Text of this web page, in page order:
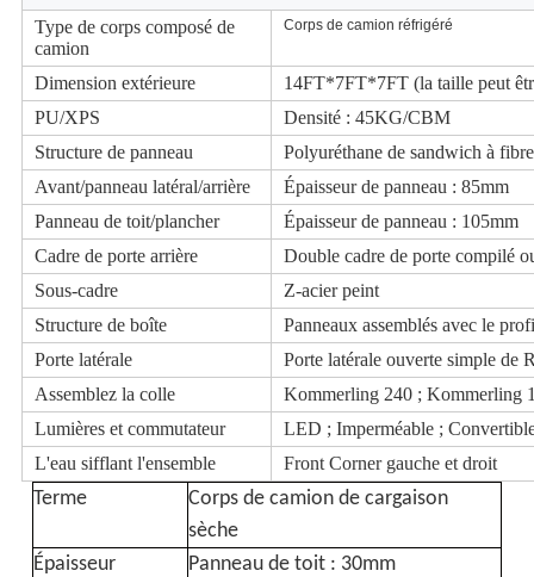
Type de corps composé de
camion
Corps de camion réfrigéré
Dimension extérieure
14FT*7FT*7FT (la taille peut
PU/XPS
Densité : 45KG/CBM
Structure de panneau
Polyuréthane de sandwich à
Avant/panneau latéral/arrière
Épaisseur de panneau : 85mm
Panneau de toit/plancher
Épaisseur de panneau : 105mm
Cadre de porte arrière
Double cadre de porte compilé
Sous-cadre
Z-acier peint
Structure de boîte
Panneaux assemblés avec le
Porte latérale
Porte latérale ouverte simple
Assemblez la colle
Kommerling 240 ; Kommerling
Lumières et commutateur
LED ; Imperméable ;
L'eau sifflant l'ensemble
Front Corner gauche et droit
Terme
Corps de camion de cargaison
sèche
Épaisseur
Panneau de toit : 30mm